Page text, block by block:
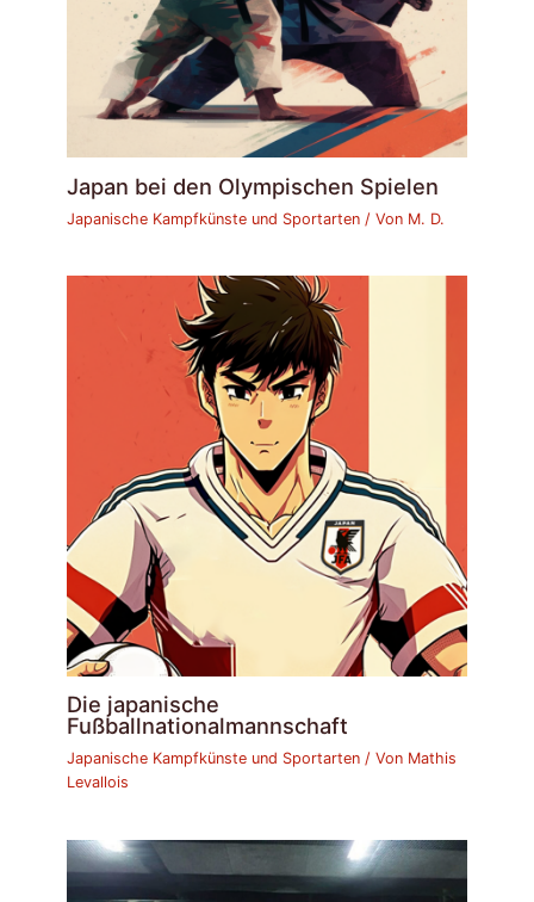
Japan bei den Olympischen Spielen
Japanische Kampfkünste und Sportarten / Von M. D.
Die japanische
Fußballnationalmannschaft
Japanische Kampfkünste und Sportarten / Von Mathis
Levallois